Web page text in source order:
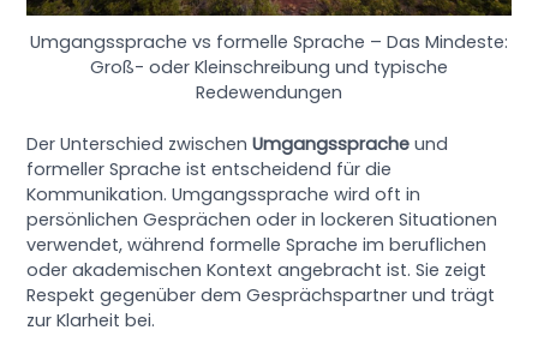
Umgangssprache vs formelle Sprache – Das Mindeste:
Groß- oder Kleinschreibung und typische
Redewendungen
Der Unterschied zwischenUmgangssprache und
formeller Sprache ist entscheidend für die
Kommunikation. Umgangssprache wird oft in
persönlichen Gesprächen oder in lockeren Situationen
verwendet, während formelle Sprache im beruflichen
oder akademischen Kontext angebracht ist. Sie zeigt
Respekt gegenüber dem Gesprächspartner und trägt
zur Klarheit bei.